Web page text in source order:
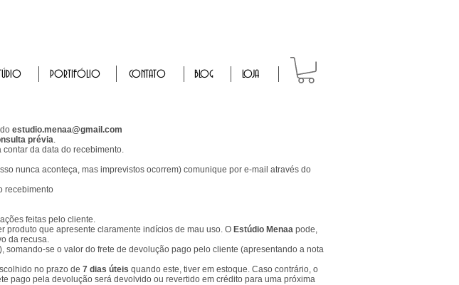
PORTIFÓLIO CONTATO BLOG LOJA
estudio.menaa@gmail.com
prévia.
contar da data do recebimento.
nunca aconteça, mas imprevistos ocorrem) comunique por e-mail através do
recebimento
feitas pelo cliente.
produto que apresente claramente indícios de mau uso. O Estúdio Menaa pode,
da recusa.
somando-se o valor do frete de devolução pago pelo cliente (apresentando a nota
no prazo de 7 dias úteis quando este, tiver em estoque. Caso contrário, o
pago pela devolução será devolvido ou revertido em crédito para uma próxima